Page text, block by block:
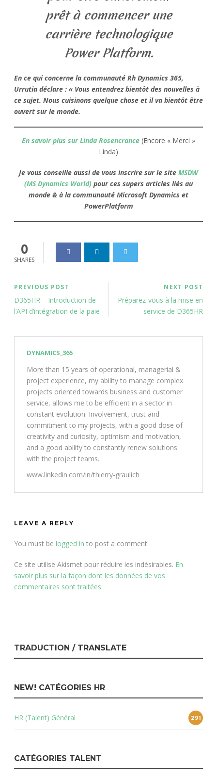
prêt à commencer une
carrière technologique
Power Platform.
En ce qui concerne la communauté Rh Dynamics 365,
Urrutia déclare : « Vous entendrez bientôt des nouvelles à
ce sujet. Nous cuisinons quelque chose et il va bientôt être
ouvert sur le monde.
En savoir plus sur Linda Rosencrance (Encore « Merci »
Linda)
Je vous conseille aussi de vous inscrire sur le site MSDW
(MS Dynamics World) pour ces supers articles liés au
monde & à la communauté Microsoft Dynamics et
PowerPlatform
0
SHARES
PREVIOUS POST
D365HR – Introduction de
l’API d’intégration de la paie
NEXT POST
Préparez-vous à la mise en
service de D365HR
DYNAMICS_365
More than 15 years of operational, managerial &
project experience, my ability to manage complex
projects oriented towards business and customer
service, allows me to be efficient in a sector in
constant evolution. Involvement, trust and
commitment to my projects, with a good dose of
creativity and curiosity, optimism and motivation,
and a good ability to constantly renew solutions
with the project teams.
www.linkedin.com/in/thierry-graulich
LEAVE A REPLY
You must be logged in to post a comment.
Ce site utilise Akismet pour réduire les indésirables. En
savoir plus sur la façon dont les données de vos
commentaires sont traitées.
TRADUCTION / TRANSLATE
NEW! CATÉGORIES HR
HR (Talent) Général 291
CATÉGORIES TALENT